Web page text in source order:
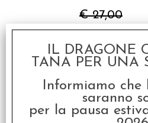
€ 27,00
IL DRAGONE
TANA PER UNA
Informiamo che
saranno
per la pausa